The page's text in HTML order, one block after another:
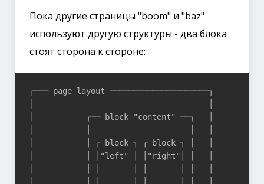
Пока другие страницы "boom" и "baz"
используют другую структуры - два блока
стоят сторона к стороне:
┌─── page layout ─────────────────────┐
│           ┌── block "content" ──┐   │
│           │ ┌ block ┐ ┌ block ┐ │   │
│           │ │"left" │ │"right"│ │   │